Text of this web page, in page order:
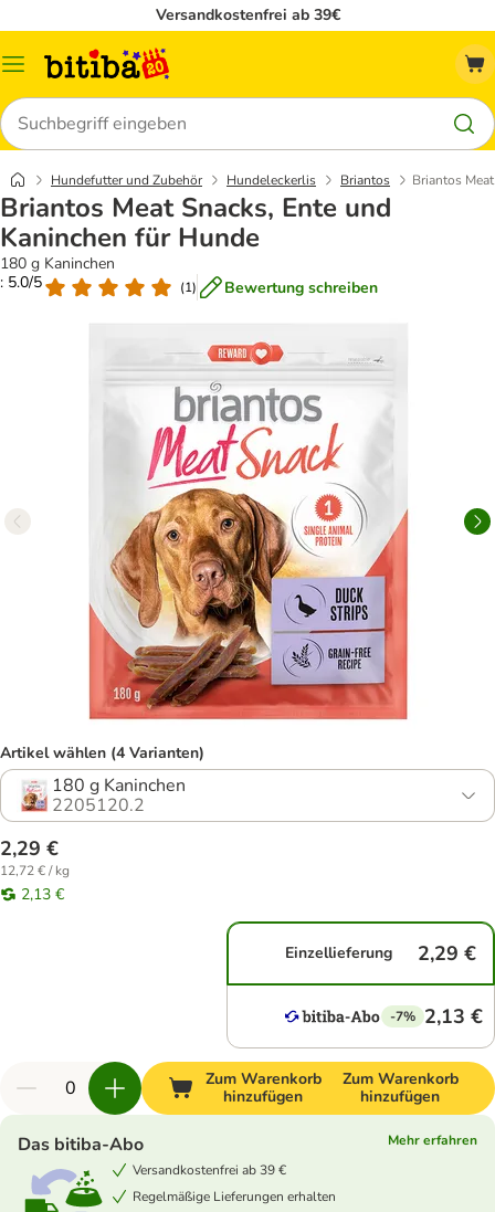
Versandkostenfrei ab 39€
Menü
Suchen
Hundefutter und Zubehör Hundeleckerlis Briantos Briantos
Briantos Meat Snacks, Ente und
Kaninchen für Hunde
180 g Kaninchen
: 5.0/5
(1) Bewertung schreiben
Artikel wählen (4 Varianten)
180 g Kaninchen
2205120.2
2,29 €
12,72 € / kg
2,13 €
Einzellieferung 2,29 €
-7% 2,13 €
Zum Warenkorb
hinzufügen
Zum Warenkorb
hinzufügen
Das bitiba-Abo
Mehr erfahren
Versandkostenfrei ab 39 €
Regelmäßige Lieferungen erhalten